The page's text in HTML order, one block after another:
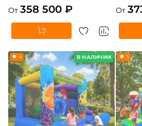
От 358 500 ₽
От
В НАЛИЧИИ
4 5